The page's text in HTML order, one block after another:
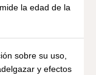
la edad de la
sobre su uso,
y efectos